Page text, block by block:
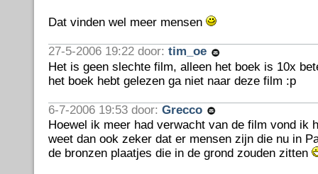
Dat vinden wel meer mensen
27-5-2006 19:22 door: tim_oe
Het is geen slechte film, alleen het boek is 10x
het boek hebt gelezen ga niet naar deze film :p
6-7-2006 19:53 door: Grecco
Hoewel ik meer had verwacht van de film vond ik
weet dan ook zeker dat er mensen zijn die nu in
de bronzen plaatjes die in de grond zouden zitten